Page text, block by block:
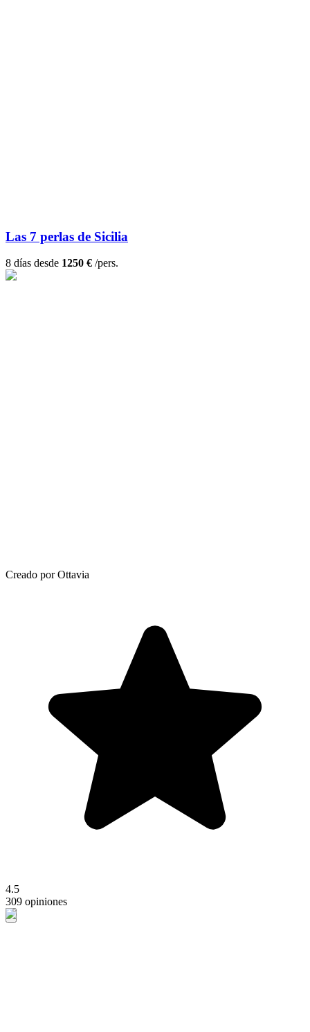
Las 7 perlas de Sicilia
8 días desde 1250 € /pers.
Creado por Ottavia
4.5
309 opiniones